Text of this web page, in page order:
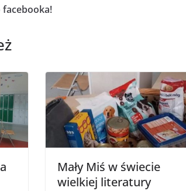
facebooka!
Mały Miś w świecie
wielkiej literatury